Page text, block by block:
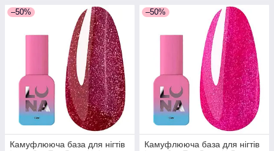
–50%
Камуфлююча база для нігтів
–50%
Камуфлююча база для нігтів